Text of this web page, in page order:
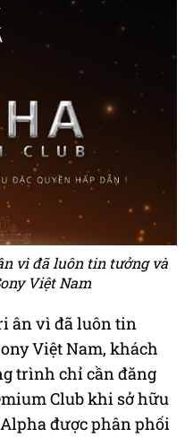
vì đã luôn tin tưởng và
Việt Nam
ân vì đã luôn tin
Việt Nam, khách
trình chỉ cần đăng
Club khi sở hữu
được phân phối